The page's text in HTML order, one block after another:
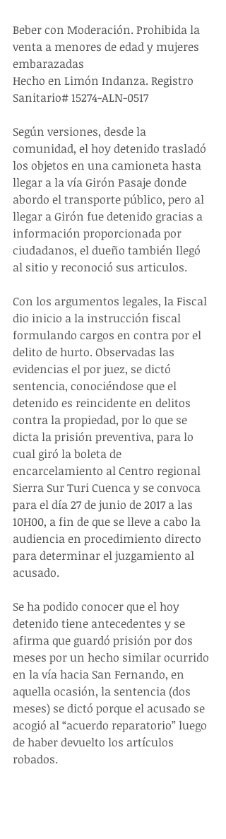
Beber con Moderación. Prohibida la
venta a menores de edad y mujeres
embarazadas
Hecho en Limón Indanza. Registro
Sanitario# 15274-ALN-0517
Según versiones, desde la
comunidad, el hoy detenido trasladó
los objetos en una camioneta hasta
llegar a la vía Girón Pasaje donde
abordo el transporte público, pero al
llegar a Girón fue detenido gracias a
información proporcionada por
ciudadanos, el dueño también llegó
al sitio y reconoció sus articulos.
Con los argumentos legales, la Fiscal
dio inicio a la instrucción fiscal
formulando cargos en contra por el
delito de hurto. Observadas las
evidencias el por juez, se dictó
sentencia, conociéndose que el
detenido es reincidente en delitos
contra la propiedad, por lo que se
dicta la prisión preventiva, para lo
cual giró la boleta de
encarcelamiento al Centro regional
Sierra Sur Turi Cuenca y se convoca
para el día 27 de junio de 2017 a las
10H00, a fin de que se lleve a cabo la
audiencia en procedimiento directo
para determinar el juzgamiento al
acusado.
Se ha podido conocer que el hoy
detenido tiene antecedentes y se
afirma que guardó prisión por dos
meses por un hecho similar ocurrido
en la vía hacia San Fernando, en
aquella ocasión, la sentencia (dos
meses) se dictó porque el acusado se
acogió al “acuerdo reparatorio” luego
de haber devuelto los artículos
robados.